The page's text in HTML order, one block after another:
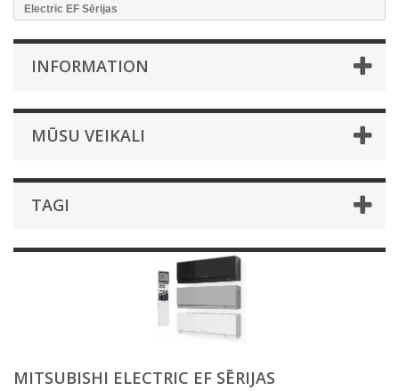
Electric EF Sērijas
INFORMATION
MŪSU VEIKALI
TAGI
MITSUBISHI ELECTRIC EF SĒRIJAS